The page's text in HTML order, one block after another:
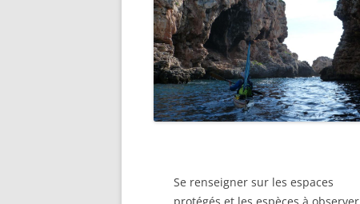
Se renseigner sur les espaces